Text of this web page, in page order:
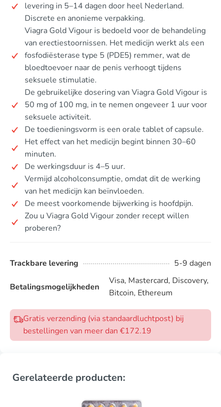
levering in 5–14 dagen door heel Nederland.
Discrete en anonieme verpakking.
Viagra Gold Vigour is bedoeld voor de behandeling
van erectiestoornissen. Het medicijn werkt als een
fosfodiësterase type 5 (PDE5) remmer, wat de
bloedtoevoer naar de penis verhoogt tijdens
seksuele stimulatie.
De gebruikelijke dosering van Viagra Gold Vigour is
50 mg of 100 mg, in te nemen ongeveer 1 uur voor
seksuele activiteit.
De toedieningsvorm is een orale tablet of capsule.
Het effect van het medicijn begint binnen 30–60
minuten.
De werkingsduur is 4–5 uur.
Vermijd alcoholconsumptie, omdat dit de werking
van het medicijn kan beïnvloeden.
De meest voorkomende bijwerking is hoofdpijn.
Zou u Viagra Gold Vigour zonder recept willen
proberen?
Trackbare levering 5-9 dagen
Betalingsmogelijkheden
Visa, Mastercard, Discovery,
Bitcoin, Ethereum
Gratis verzending (via standaardluchtpost) bij
bestellingen van meer dan €172.19
Gerelateerde producten: